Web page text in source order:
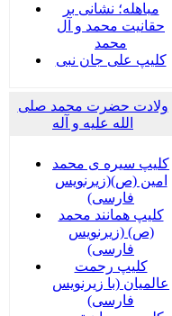
مباهله؛ نشانی بر
حقانیت محمد و آل
محمد
کلیپ علی جان نبی
ولادت حضرت محمد صلی
الله علیه و آله
کلیپ سیره ی محمد
امین (ص)(زیرنویس
فارسی)
کلیپ همانند محمد
(ص) (زیرنویس
فارسی)
کلیپ رحمت
عالمیان (با زیرنویس
فارسی)